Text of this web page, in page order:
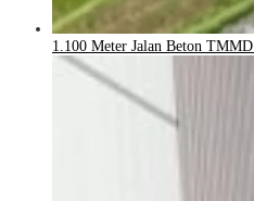
1.100 Meter Jalan Beton